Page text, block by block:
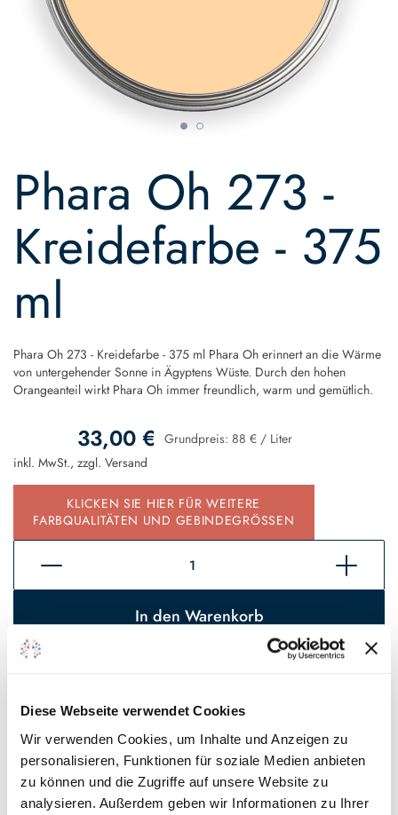
Diese Webseite verwendet Cookies
Wir verwenden Cookies, um Inhalte und Anzeigen zu
personalisieren, Funktionen für soziale Medien anbieten
zu können und die Zugriffe auf unsere Website zu
analysieren. Außerdem geben wir Informationen zu Ihrer
Phara Oh 273 -
Kreidefarbe - 375
ml
Phara Oh 273 - Kreidefarbe - 375 ml Phara Oh erinnert an die Wärme
von untergehender Sonne in Ägyptens Wüste. Durch den hohen
Orangeanteil wirkt Phara Oh immer freundlich, warm und gemütlich.
33,00 € Grundpreis: 88 € / Liter
inkl. MwSt., zzgl. Versand
KLICKEN SIE HIER FÜR WEITERE
FARBQUALITÄTEN UND GEBINDEGRÖSSEN
In den Warenkorb
Sofort verfügbar, Lieferzeit 2 - 5 Tage*
* Gilt für Lieferungen innerhalb Deutschlands, Lieferzeiten für andere
Länder entnehmen Sie bitte unserenVersandinformationen
the
beginning
the
images